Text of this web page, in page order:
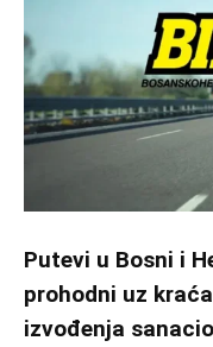
Putevi u Bosni i
prohodni uz
izvođenja